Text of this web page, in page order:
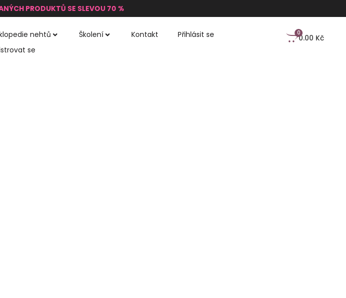
PRODUKTŮ SE SLEVOU 70 %
0.00 Kč
0
nehtů Školení Kontakt
Přihlásit se
se